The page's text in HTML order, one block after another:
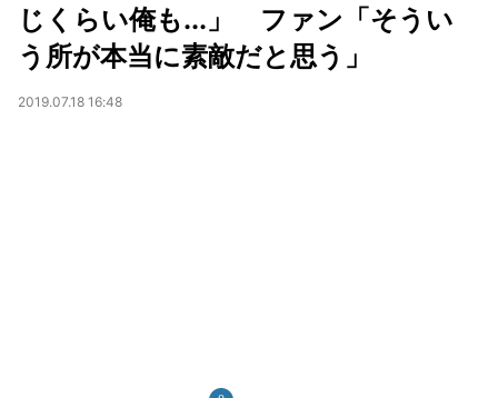
じくらい俺も...」 ファン「そうい
う所が本当に素敵だと思う」
2019.07.18 16:48